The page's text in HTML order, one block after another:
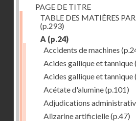
PAGE DE TITRE
TABLE DES MATIÈRES
(p.293)
A (p.24)
Accidents de machines
Acides gallique et tannique
Acides gallique et tannique
Acétate d'alumine(p.101)
Adjudications
Alizarine artificielle(p.47)